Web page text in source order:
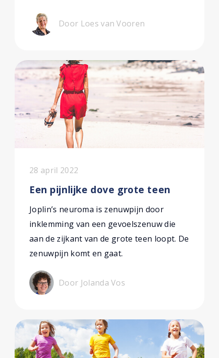
Door Loes van Vooren
28 april 2022
Een pijnlijke dove grote teen
Joplin’s neuroma is zenuwpijn door
inklemming van een gevoelszenuw die
aan de zijkant van de grote teen loopt. De
zenuwpijn komt en gaat.
Door Jolanda Vos